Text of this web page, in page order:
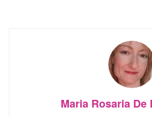
Maria Rosaria